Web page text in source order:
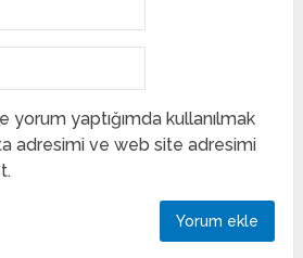
yorum yaptığımda kullanılmak
adresimi ve web site adresimi